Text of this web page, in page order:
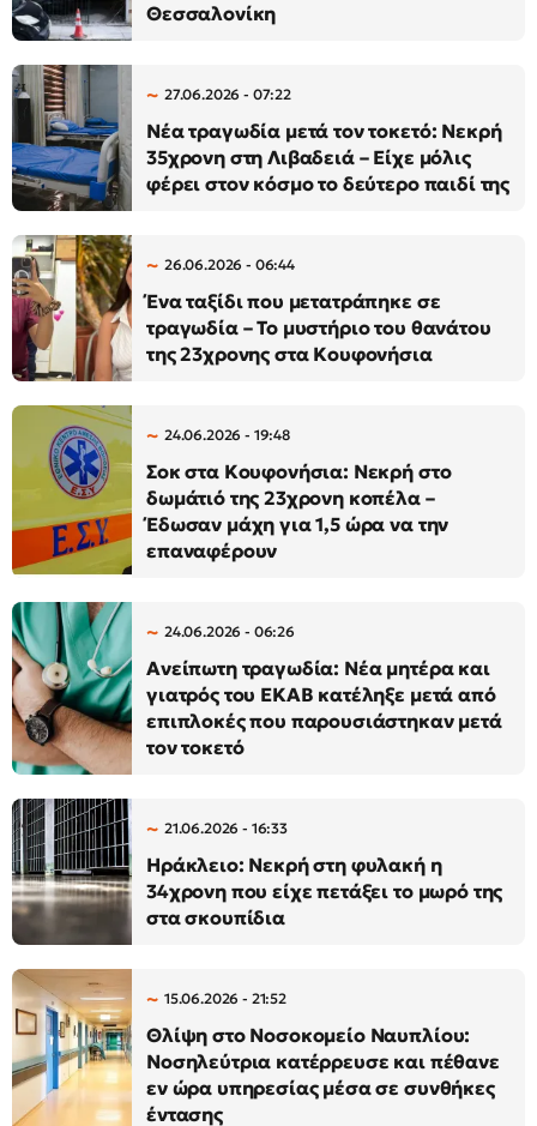
Θεσσαλονίκη
27.06.2026 - 07:22
Νέα τραγωδία μετά τον τοκετό: Νεκρή
35χρονη στη Λιβαδειά – Είχε μόλις
φέρει στον κόσμο το δεύτερο παιδί της
26.06.2026 - 06:44
Ένα ταξίδι που μετατράπηκε σε
τραγωδία – Το μυστήριο του θανάτου
της 23χρονης στα Κουφονήσια
24.06.2026 - 19:48
Σοκ στα Κουφονήσια: Νεκρή στο
δωμάτιό της 23χρονη κοπέλα –
Έδωσαν μάχη για 1,5 ώρα να την
επαναφέρουν
24.06.2026 - 06:26
Ανείπωτη τραγωδία: Νέα μητέρα και
γιατρός του ΕΚΑΒ κατέληξε μετά από
επιπλοκές που παρουσιάστηκαν μετά
τον τοκετό
21.06.2026 - 16:33
Ηράκλειο: Νεκρή στη φυλακή η
34χρονη που είχε πετάξει το μωρό της
στα σκουπίδια
15.06.2026 - 21:52
Θλίψη στο Νοσοκομείο Ναυπλίου:
Νοσηλεύτρια κατέρρευσε και πέθανε
εν ώρα υπηρεσίας μέσα σε συνθήκες
έντασης